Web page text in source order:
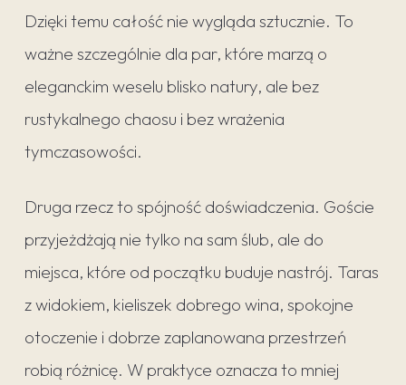
Dzięki temu całość nie wygląda sztucznie. To
ważne szczególnie dla par, które marzą o
eleganckim weselu blisko natury, ale bez
rustykalnego chaosu i bez wrażenia
tymczasowości.
Druga rzecz to spójność doświadczenia. Goście
przyjeżdżają nie tylko na sam ślub, ale do
miejsca, które od początku buduje nastrój. Taras
z widokiem, kieliszek dobrego wina, spokojne
otoczenie i dobrze zaplanowana przestrzeń
robią różnicę. W praktyce oznacza to mniej